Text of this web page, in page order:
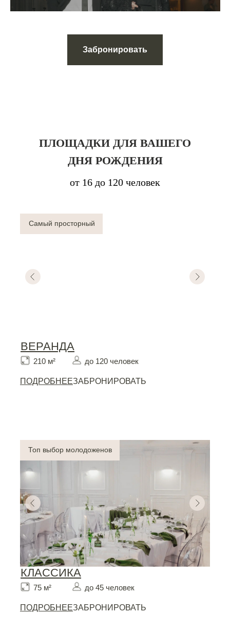
Забронировать
ПЛОЩАДКИ ДЛЯ ВАШЕГО
ДНЯ РОЖДЕНИЯ
от 16 до 120 человек
до 120 человек
210 м²
ВЕРАНДА
ПОДРОБНЕЕЗАБРОНИРОВАТЬ
Самый просторный
до 45 человек
75 м²
КЛАССИКА
ПОДРОБНЕЕЗАБРОНИРОВАТЬ
Топ выбор молодоженов